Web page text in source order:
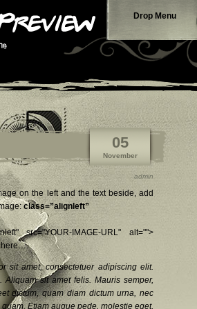
Drop Menu
Contact us
05
November
admin
on the left and the text beside, add
class=”alignleft”
src="YOUR-IMAGE-URL" alt="">
here….
sit amet, consectetuer adipiscing elit.
Aliquam sit amet felis. Mauris semper,
dictum, quam diam dictum urna, nec
Etiam augue pede, molestie eget,